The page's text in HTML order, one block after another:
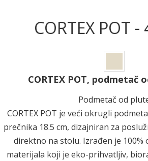
CORTEX POT -
CORTEX POT, podmetač
Podmetač od
CORTEX POT je veći okrugli
prečnika 18.5 cm, dizajniran za
direktno na stolu. Izrađen je 100%
materijala koji je eko-prihvatljiv,